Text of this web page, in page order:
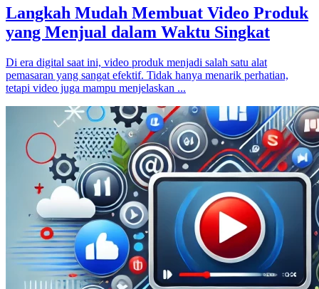
Langkah Mudah Membuat Video Produk
yang Menjual dalam Waktu Singkat
Di era digital saat ini, video produk menjadi salah satu alat
pemasaran yang sangat efektif. Tidak hanya menarik perhatian,
tetapi video juga mampu menjelaskan ...